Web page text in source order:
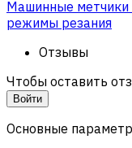
Машинные метчики
режимы резания
Отзывы
Чтобы оставить
Войти
Основные